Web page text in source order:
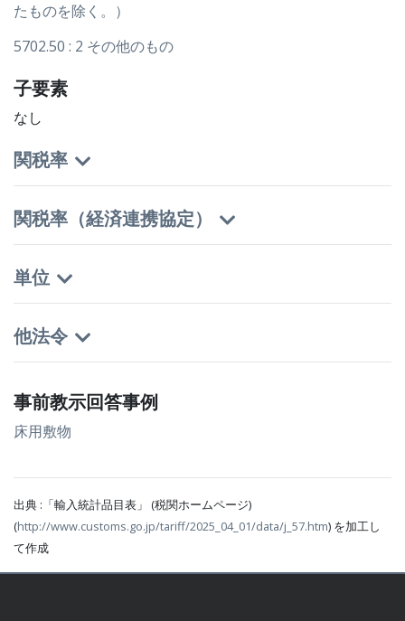
たものを除く。）
5702.50 : 2 その他のもの
子要素
なし
関税率
関税率（経済連携協定）
単位
他法令
事前教示回答事例
床用敷物
出典 :「輸入統計品目表」 (税関ホームページ)
(http://www.customs.go.jp/tariff/2025_04_01/data/j_57.htm) を加工し
て作成